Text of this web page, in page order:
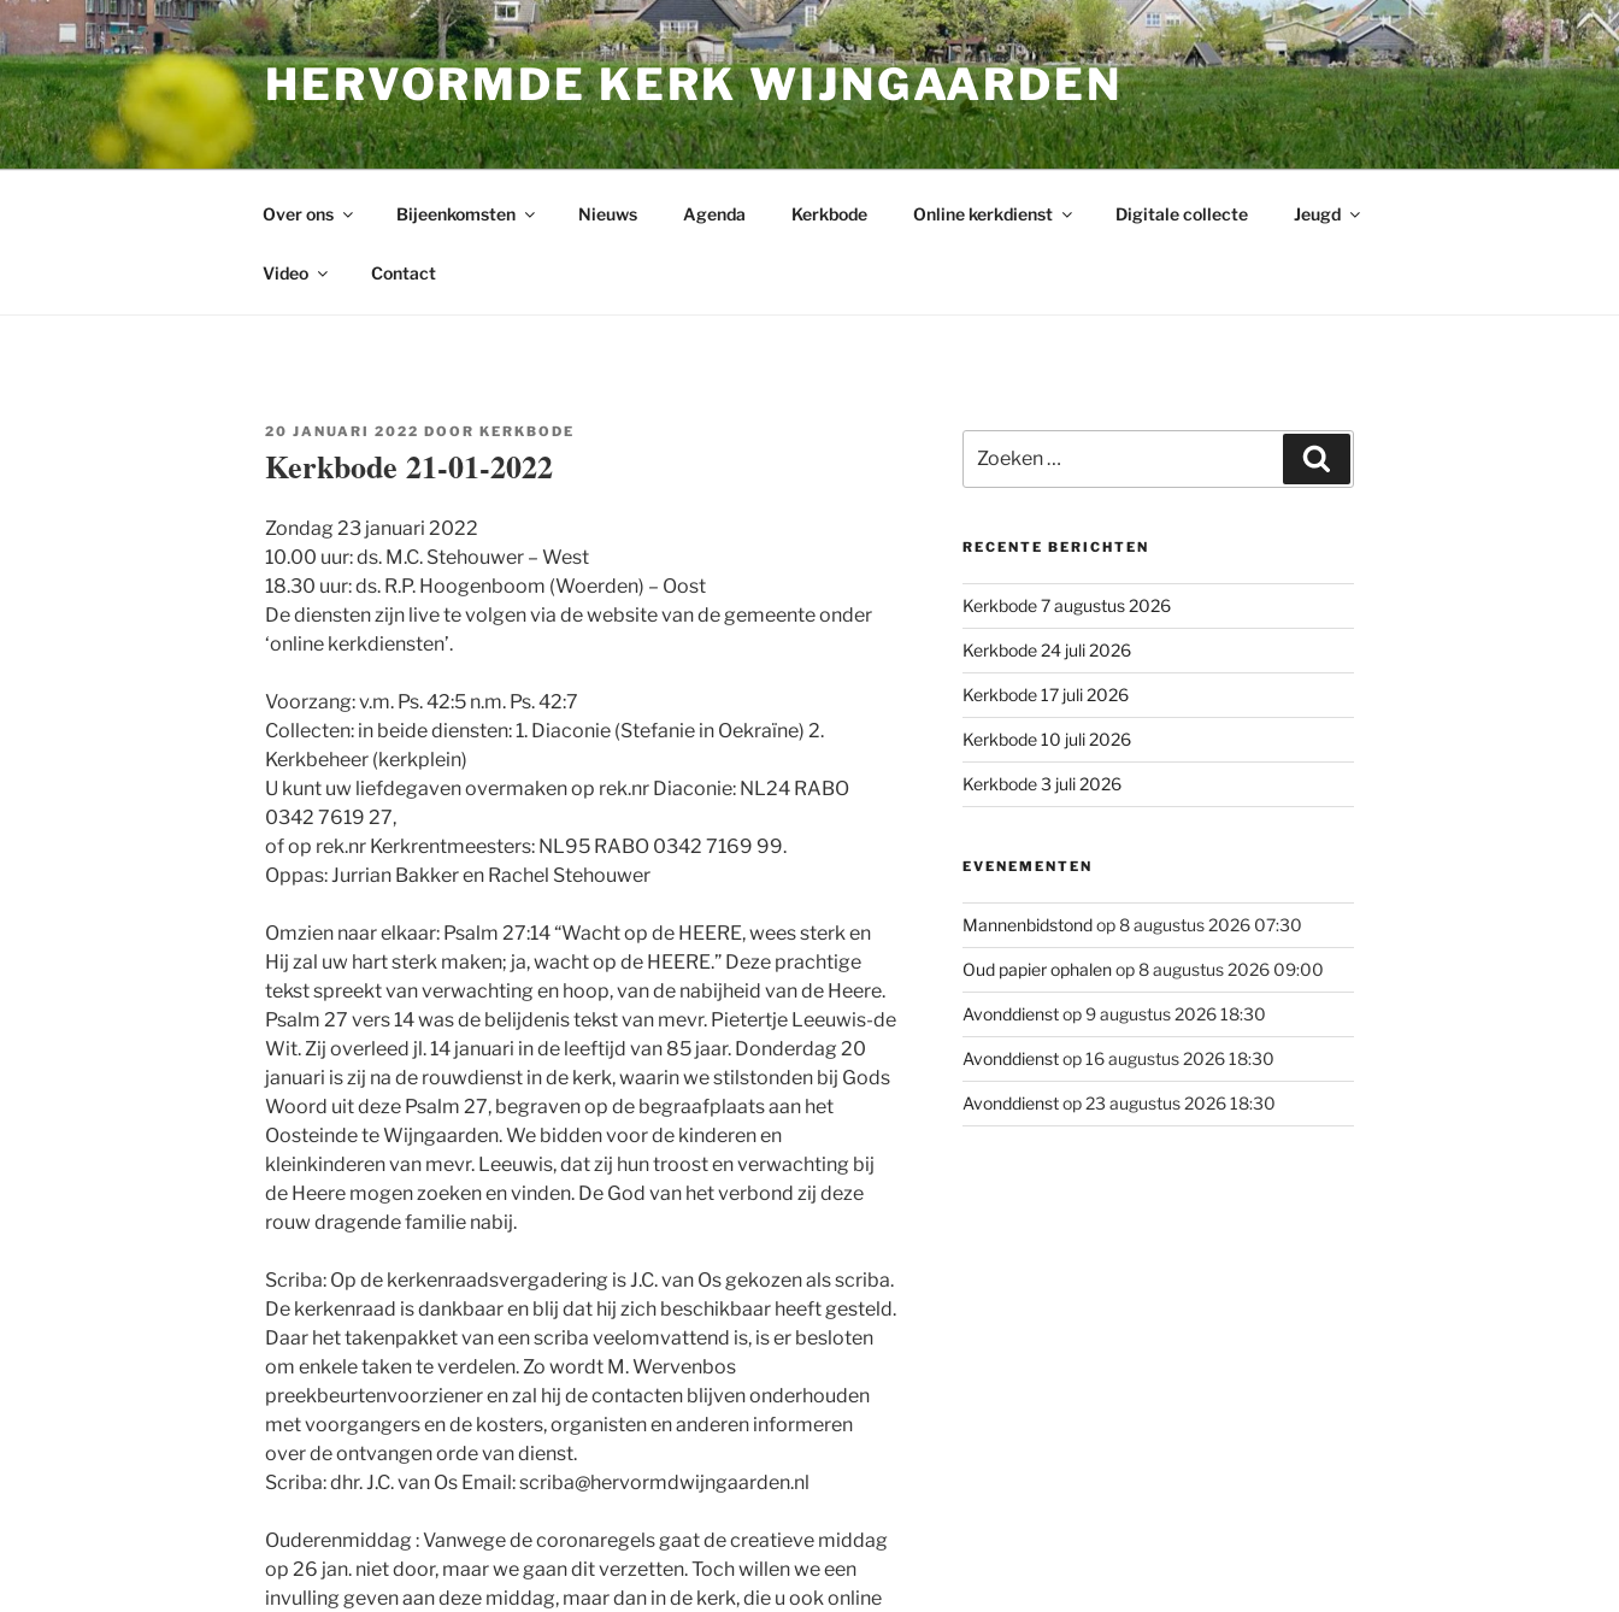
Ga
naar
de
inhoud
HERVORMDE KERK WIJNGAARDEN
Over ons Bijeenkomsten Nieuws Agenda Kerkbode Online kerkdienst Digitale collecte Jeugd
Video Contact
GEPLAATST
20 JANUARI 2022 DOOR KERKBODE
Kerkbode 21-01-2022
Zondag 23 januari 2022
10.00 uur: ds. M.C. Stehouwer – West
18.30 uur: ds. R.P. Hoogenboom (Woerden) – Oost
De diensten zijn live te volgen via de website van de gemeente onder
‘online kerkdiensten’.
Voorzang: v.m. Ps. 42:5 n.m. Ps. 42:7
Collecten: in beide diensten: 1. Diaconie (Stefanie in Oekraïne) 2.
Kerkbeheer (kerkplein)
U kunt uw liefdegaven overmaken op rek.nr Diaconie: NL24 RABO
0342 7619 27,
of op rek.nr Kerkrentmeesters: NL95 RABO 0342 7169 99.
Oppas: Jurrian Bakker en Rachel Stehouwer
Omzien naar elkaar: Psalm 27:14 “Wacht op de HEERE, wees sterk en
Hij zal uw hart sterk maken; ja, wacht op de HEERE.” Deze prachtige
tekst spreekt van verwachting en hoop, van de nabijheid van de Heere.
Psalm 27 vers 14 was de belijdenis tekst van mevr. Pietertje Leeuwis-de
Wit. Zij overleed jl. 14 januari in de leeftijd van 85 jaar. Donderdag 20
januari is zij na de rouwdienst in de kerk, waarin we stilstonden bij Gods
Woord uit deze Psalm 27, begraven op de begraafplaats aan het
Oosteinde te Wijngaarden. We bidden voor de kinderen en
kleinkinderen van mevr. Leeuwis, dat zij hun troost en verwachting bij
de Heere mogen zoeken en vinden. De God van het verbond zij deze
rouw dragende familie nabij.
Scriba: Op de kerkenraadsvergadering is J.C. van Os gekozen als scriba.
De kerkenraad is dankbaar en blij dat hij zich beschikbaar heeft gesteld.
Daar het takenpakket van een scriba veelomvattend is, is er besloten
om enkele taken te verdelen. Zo wordt M. Wervenbos
preekbeurtenvoorziener en zal hij de contacten blijven onderhouden
met voorgangers en de kosters, organisten en anderen informeren
over de ontvangen orde van dienst.
Scriba: dhr. J.C. van Os Email: scriba@hervormdwijngaarden.nl
Ouderenmiddag : Vanwege de coronaregels gaat de creatieve middag
op 26 jan. niet door, maar we gaan dit verzetten. Toch willen we een
invulling geven aan deze middag, maar dan in de kerk, die u ook online
naar:
RECENTE BERICHTEN
Kerkbode 7 augustus 2026
Kerkbode 24 juli 2026
Kerkbode 17 juli 2026
Kerkbode 10 juli 2026
Kerkbode 3 juli 2026
EVENEMENTEN
Mannenbidstondop 8 augustus 2026 07:30
Oud papier ophalenop 8 augustus 2026 09:00
Avonddienstop 9 augustus 2026 18:30
Avonddienstop 16 augustus 2026 18:30
Avonddienstop 23 augustus 2026 18:30